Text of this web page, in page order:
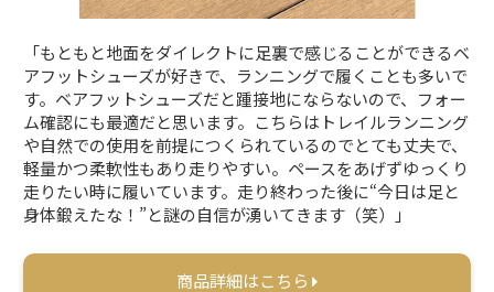
「もともと地面をダイレクトに足裏で感じることができるベ
アフットシューズが好きで、ランニングで履くことも多いで
す。ベアフットシューズだと踵接地にならないので、フォー
ム確認にも最適だと思います。こちらはトレイルランニング
や自然での使用を前提につくられているのでとても丈夫で、
軽量かつ柔軟性もあり走りやすい。ペースをあげずゆっくり
走りたい時に履いています。走り終わった後に“今日は足と
身体鍛えたな！”と謎の自信が湧いてきます（笑）」
商品詳細はこちら